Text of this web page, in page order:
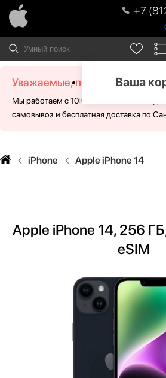
+7
Ваша
Уважаемые, посетители!
Мы работаем с 10:00 - 21:00 без
самовывоз и бесплатная доставка по
iPhone Apple iPhone 14
Apple iPhone 14, 256
eSIM